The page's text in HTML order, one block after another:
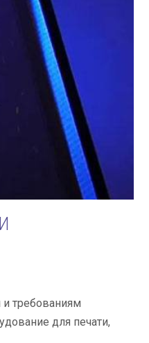
требованиям
для печати,